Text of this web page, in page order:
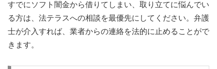
すでにソフト闇金から借りてしまい、取り立てに悩んでい
る方は、法テラスへの相談を最優先にしてください。弁護
士が介入すれば、業者からの連絡を法的に止めることがで
きます。